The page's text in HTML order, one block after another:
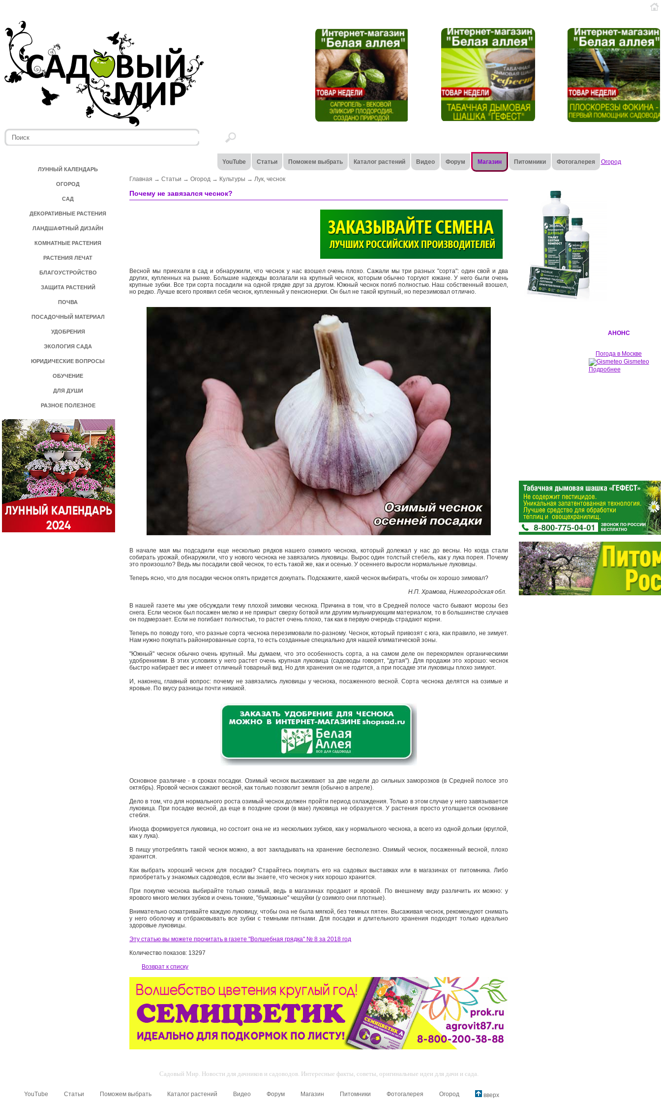
ЛУННЫЙ КАЛЕНДАРЬ
ОГОРОД
САД
ДЕКОРАТИВНЫЕ РАСТЕНИЯ
ЛАНДШАФТНЫЙ ДИЗАЙН
КОМНАТНЫЕ РАСТЕНИЯ
РАСТЕНИЯ ЛЕЧАТ
БЛАГОУСТРОЙСТВО
ЗАЩИТА РАСТЕНИЙ
ПОЧВА
ПОСАДОЧНЫЙ МАТЕРИАЛ
УДОБРЕНИЯ
ЭКОЛОГИЯ САДА
ЮРИДИЧЕСКИЕ ВОПРОСЫ
ОБУЧЕНИЕ
ДЛЯ ДУШИ
РАЗНОЕ ПОЛЕЗНОЕ
YouTube Статьи Поможем выбрать Каталог растений Видео Форум Магазин Питомники Фотогалерея Огород
Главная → Статьи → Огород → Культуры → Лук, чеснок
Почему не завязался чеснок?
Весной мы приехали в сад и обнаружили, что чеснок у нас взошел очень плохо. Сажали мы три разных "сорта": один свой и два
других, купленных на рынке. Большие надежды возлагали на крупный чеснок, которым обычно торгуют южане. У него были очень
крупные зубки. Все три сорта посадили на одной грядке друг за другом. Южный чеснок погиб полностью. Наш собственный взошел,
но редко. Лучше всего проявил себя чеснок, купленный у пенсионерки. Он был не та­кой крупный, но перезимовал отлично.
В начале мая мы подсади­ли еще несколько рядков нашего озимого чеснока, который долежал у нас до весны. Но когда стали
собирать урожай, обнаружили, что у нового чеснока не завязались луковицы. Вырос один толстый стебель, как у лука порея. Почему
это произошло? Ведь мы посадили свой чеснок, то есть такой же, как и осенью. У осеннего выросли нормальные луковицы.
Теперь ясно, что для посадки чеснок опять придется докупать. Подскажите, какой чеснок выбирать, чтобы он хорошо зимовал?
Н.П. Храмова, Нижегородская обл.
В нашей газете мы уже обсуждали тему плохой зимовки чеснока. Причина в том, что в Средней полосе часто бывают морозы без
снега. Если чеснок был посажен мелко и не прикрыт сверху ботвой или другим мульчирующим материалом, то в большинстве случаев
он подмерзает. Если не погибает полностью, то растет очень плохо, так как в первую очередь страдают корни.
Теперь по поводу того, что разные сорта чеснока перезимовали по-разному. Чеснок, который привозят с юга, как правило, не зимует.
Нам нужно покупать районированные сорта, то есть созданные специально для нашей климатической зоны.
"Южный" чеснок обычно очень крупный. Мы думаем, что это особенность сорта, а на самом деле он перекормлен органическими
удобрениями. В этих условиях у него растет очень крупная луковица (садоводы говорят, "дутая"). Для продажи это хорошо: чеснок
быстро набирает вес и имеет отличный товарный вид. Но для хранения он не годится, а при посадке эти луковицы плохо зимуют.
И, наконец, главный вопрос: почему не завязались луковицы у чеснока, посаженного весной. Сорта чеснока делятся на озимые и
яровые. По вкусу разницы почти никакой.
Основное различие - в сроках посадки. Озимый чеснок высаживают за две недели до сильных заморозков (в Средней полосе это
октябрь). Яровой чеснок сажают весной, как только позволит земля (обычно в апреле).
Дело в том, что для нормального роста озимый чеснок должен пройти период охлаждения. Только в этом случае у него завязывается
луковица. При посадке весной, да еще в поздние сроки (в мае) луковица не образуется. У растения просто утолщается основание
стебля.
Иногда формируется луковица, но состоит она не из нескольких зубков, как у нормального чеснока, а всего из одной дольки (круглой,
как у лука).
В пищу употреблять такой чеснок можно, а вот закладывать на хранение бесполезно. Озимый чеснок, посаженный весной, плохо
хранится.
Как выбрать хороший чеснок для посадки? Старайтесь покупать его на садовых выставках или в магазинах от питомника. Либо
приобретать у знакомых садоводов, если вы знаете, что чеснок у них хорошо хранится.
При покупке чеснока выбирайте только озимый, ведь в магазинах продают и яровой. По внешнему виду различить их можно: у
ярового много мелких зубков и очень тонкие, "бумажные" чешуйки (у озимого они плотные).
Внимательно осматривайте каждую луковицу, чтобы она не была мягкой, без темных пятен. Высаживая чеснок, рекомендуют снимать
у него оболочку и отбраковывать все зубки с темными пятнами. Для посадки и длительного хранения подходят только идеально
здоровые луковицы.
Эту статью вы можете прочитать в газете "Волшебная грядка" № 8 за 2018 год
Количество показов: 13297
Возврат к списку
Садовый Мир. Новости для дачников и садоводов. Интересные факты, советы, оригинальные идеи для дачи и сада.
АНОНС
Погода в Москве
Gismeteo
Подробнее
YouTube Статьи Поможем выбрать Каталог растений Видео Форум Магазин Питомники Фотогалерея Огород вверх